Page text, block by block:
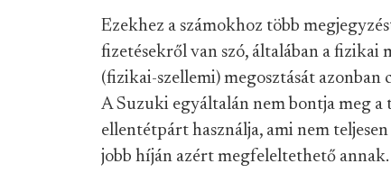
Ezekhez a számokhoz több
fizetésekről van szó, általában a
(fizikai-szellemi) megosztását azonban
A Suzuki egyáltalán nem bontja meg
ellentétpárt használja, ami nem
jobb híján azért megfeleltethető annak.